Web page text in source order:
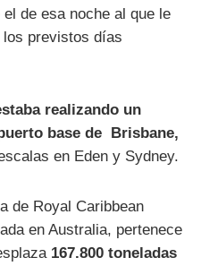
el de esa noche al que le
previstos días
realizando un
base de Brisbane,
en Eden y Sydney.
de Royal Caribbean
en Australia, pertenece
167.800 toneladas